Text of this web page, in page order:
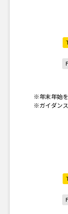
※年末年始
※ガイダンス